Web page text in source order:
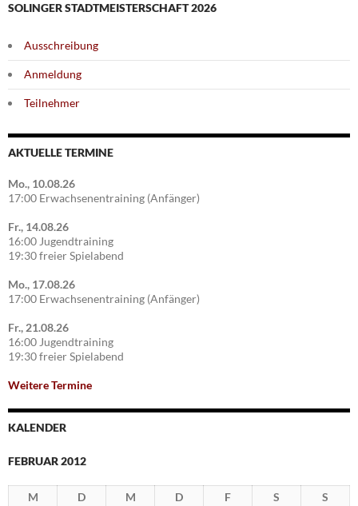
SOLINGER STADTMEISTERSCHAFT 2026
Ausschreibung
Anmeldung
Teilnehmer
AKTUELLE TERMINE
Mo., 10.08.26
17:00 Erwachsenentraining (Anfänger)
Fr., 14.08.26
16:00 Jugendtraining
19:30 freier Spielabend
Mo., 17.08.26
17:00 Erwachsenentraining (Anfänger)
Fr., 21.08.26
16:00 Jugendtraining
19:30 freier Spielabend
Weitere Termine
KALENDER
FEBRUAR 2012
M D M D F S
S